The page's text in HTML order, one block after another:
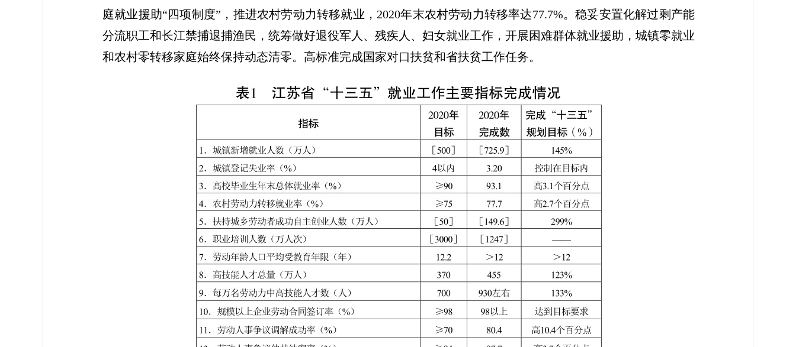
庭就业援助“四项制度”，推进农村劳动力转移就业，2020年末农村劳动力转移率达77.7%。稳妥安置化解过剩产能
分流职工和长江禁捕退捕渔民，统筹做好退役军人、残疾人、妇女就业工作，开展困难群体就业援助，城镇零就业
和农村零转移家庭始终保持动态清零。高标准完成国家对口扶贫和省扶贫工作任务。